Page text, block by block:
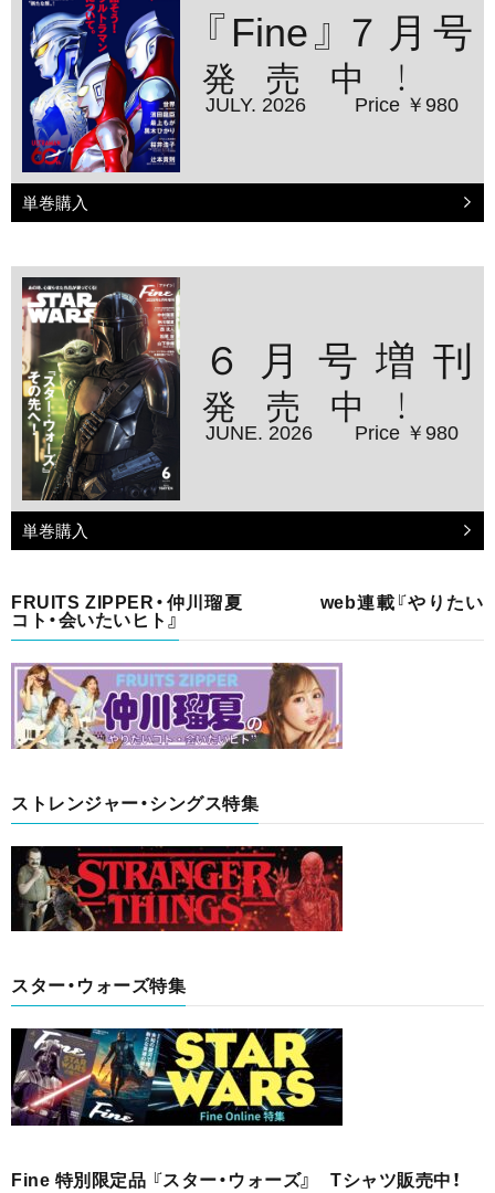
『Fine』７月号
発売中！
JULY. 2026 Price ￥980
単巻購入
６月号増刊
発売中！
JUNE. 2026 Price ￥980
単巻購入
FRUITS ZIPPER・仲川瑠夏 web連載『やりたい
コト・会いたいヒト』
ストレンジャー・シングス特集
スター・ウォーズ特集
Fine 特別限定品 『スター・ウォーズ』 Tシャツ販売中！